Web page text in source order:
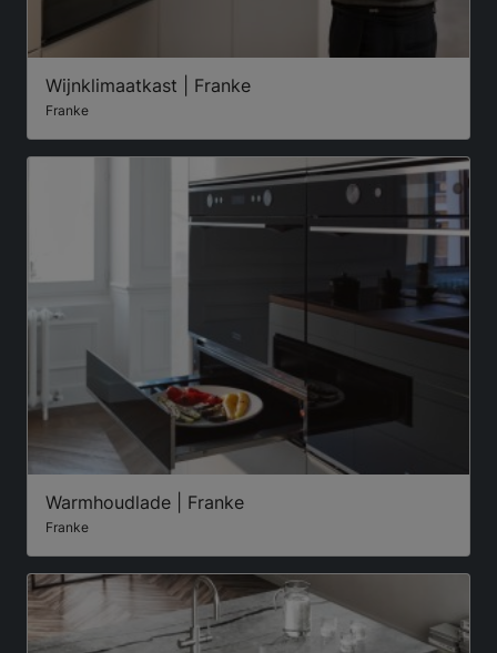
Wijnklimaatkast | Franke
Franke
Warmhoudlade | Franke
Franke